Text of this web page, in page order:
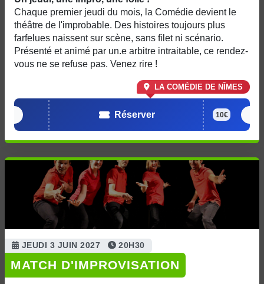
Chaque premier jeudi du mois, la Comédie devient le
théâtre de l'improbable. Des histoires toujours plus
farfelues naissent sur scène, sans filet ni scénario.
Présenté et animé par un.e arbitre intraitable, ce rendez-
vous ne se refuse pas. Venez rire !
LA COMÉDIE DE NÎMES
Réserver 10€
JEUDI 3 JUIN 2027 20H30
MATCH D'IMPROVISATION